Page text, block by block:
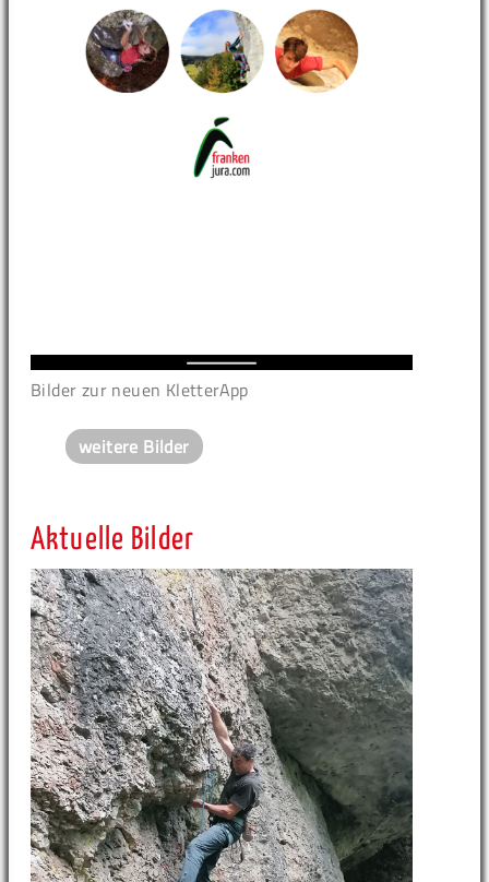
Bilder zur neuen KletterApp
weitere Bilder
Aktuelle Bilder